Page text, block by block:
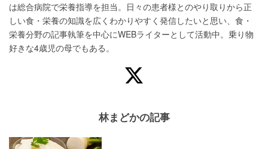
は総合病院で栄養指導を担当。日々の患者様とのやり取りから正
しい食・栄養の知識を広くわかりやすく発信したいと思い、食・
栄養分野の記事執筆を中心にWEBライターとして活動中。乗り物
好きな4歳児の母でもある。
林まどかの記事